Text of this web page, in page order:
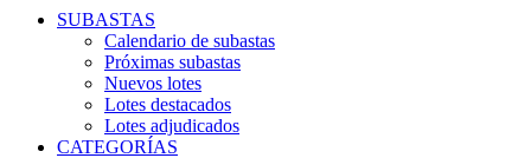
SUBASTAS
Calendario de subastas
Próximas subastas
Nuevos lotes
Lotes destacados
Lotes adjudicados
CATEGORÍAS